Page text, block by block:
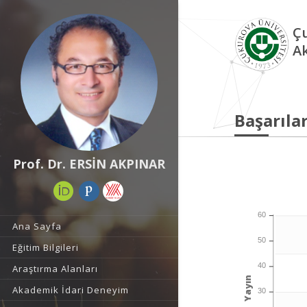
Prof. Dr. ERSİN AKPINAR
Ana Sayfa
Eğitim Bilgileri
Araştırma Alanları
Akademik İdari Deneyim
60
50
40
30
Yayın